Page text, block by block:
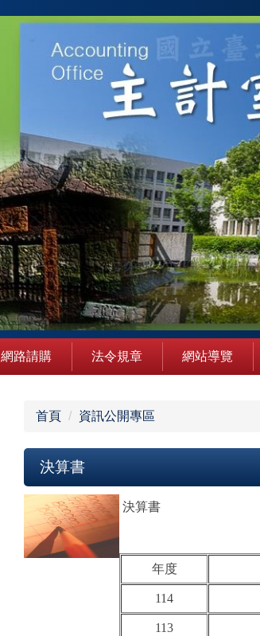
網路請購 法令規章 網站導覽
首頁 資訊公開專區
決算書
決算書
年度
114
113